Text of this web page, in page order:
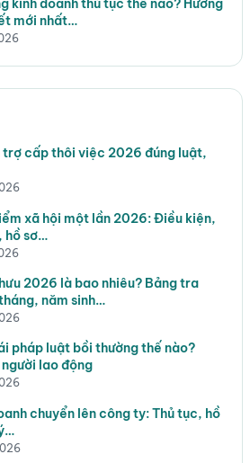
kinh doanh thủ tục thế nào? Hướng
mới nhất…
trợ cấp thôi việc 2026 đúng luật,
xã hội một lần 2026: Điều kiện,
hồ sơ…
2026 là bao nhiêu? Bảng tra
năm sinh…
pháp luật bồi thường thế nào?
lao động
chuyển lên công ty: Thủ tục, hồ